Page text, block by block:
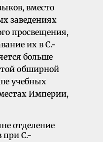
вместо
заведениях
просвещения,
их в С.-
больше
обширной
учебных
Империи,
отделение
при С.-